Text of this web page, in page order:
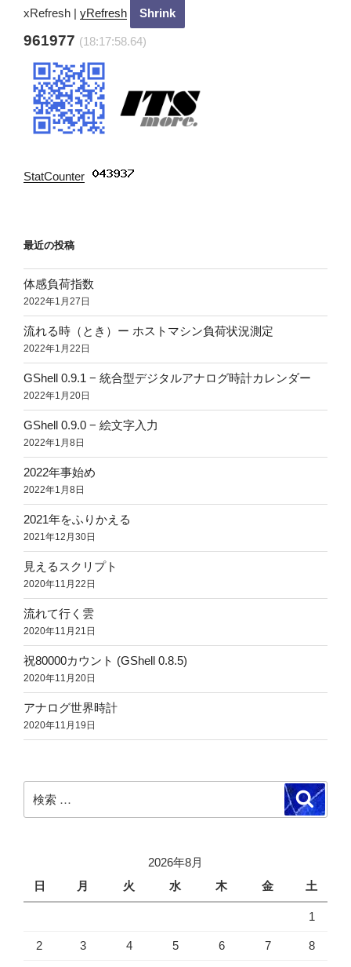
ン
xRefresh | yRefresh
961977 (18:17:59.89)
StatCounter
最近の投稿
体感負荷指数
2022年1月27日
流れる時（とき）ー ホストマシン負荷状況測定
2022年1月22日
GShell 0.9.1 − 統合型デジタルアナログ時計カレンダー
2022年1月20日
GShell 0.9.0 − 絵文字入力
2022年1月8日
2022年事始め
2022年1月8日
2021年をふりかえる
2021年12月30日
見えるスクリプト
2020年11月22日
流れて行く雲
2020年11月21日
祝80000カウント (GShell 0.8.5)
2020年11月20日
アナログ世界時計
2020年11月19日
索:
検
索
2026年8月
日
月 火 水 木 金 土
1
2 3 4 5 6 7 8